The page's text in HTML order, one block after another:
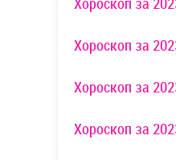
Хороскоп за
Хороскоп за
Хороскоп за